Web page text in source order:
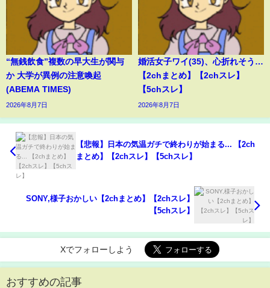
“無銭飲食”複数の早大生が関与
か 大学が異例の注意喚起
(ABEMA TIMES)
2026年8月7日
婚活女子ワイ(35)、心折れそう…
【2chまとめ】【2chスレ】
【5chスレ】
2026年8月7日
【悲報】日本の気温ガチで終わりが始まる... 【2ch
まとめ】【2chスレ】【5chスレ】
SONY,様子おかしい【2chまとめ】【2chスレ】
【5chスレ】
Xでフォローしよう
おすすめの記事